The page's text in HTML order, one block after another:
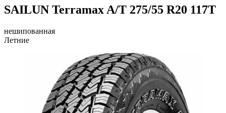
SAILUN Terramax A/T 275/55 R20 117T
нешипованная
Летние